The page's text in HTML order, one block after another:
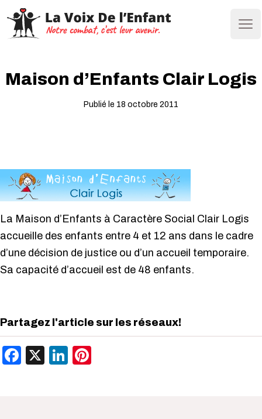
Maison d’Enfants Clair Logis
Publié le 18 octobre 2011
La Maison d’Enfants à Caractère Social Clair Logis
accueille des enfants entre 4 et 12 ans dans le cadre
d’une décision de justice ou d’un accueil temporaire.
Sa capacité d’accueil est de 48 enfants.
Partagez l'article sur les réseaux!
Facebook
X LinkedIn